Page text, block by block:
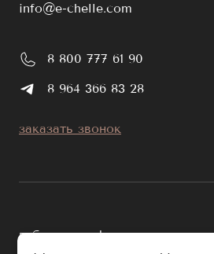
info@e-chelle.com
8 800 777 61 90
8 964 366 83 28
заказать звонок
публичная оферта